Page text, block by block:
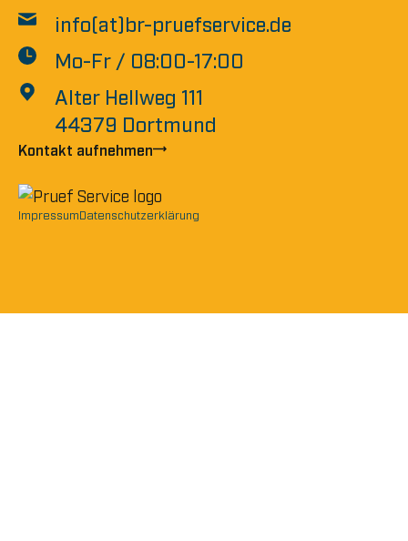
info(at)br-pruefservice.de
Mo-Fr / 08:00-17:00
Alter Hellweg 111
44379 Dortmund
Kontakt aufnehmen
ImpressumDatenschutzerklärung